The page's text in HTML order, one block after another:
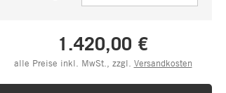
1.420,00 €
alle Preise inkl. MwSt., zzgl. Versandkosten